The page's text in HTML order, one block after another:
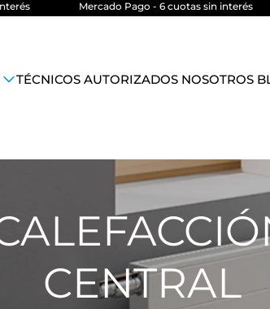
Mercado Pago - 6 cuotas sin interés
TÉCNICOS AUTORIZADOS NOSOTROS
CENTRAL